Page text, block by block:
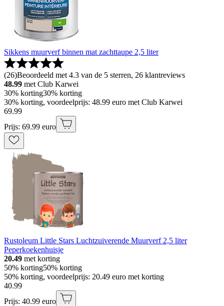
Sikkens muurverf binnen mat zachttaupe 2,5 liter
(26)Beoordeeld met 4.3 van de 5 sterren, 26 klantreviews
48.99 met Club Karwei
30% korting30% korting
30% korting, voordeelprijs: 48.99 euro met Club Karwei
69.99
Prijs: 69.99 euro
Rustoleum Little Stars Luchtzuiverende Muurverf 2,5 liter
Peperkoekenhuisje
20.49 met korting
50% korting50% korting
50% korting, voordeelprijs: 20.49 euro met korting
40.99
Prijs: 40.99 euro